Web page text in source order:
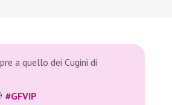
a quello dei Cugini di
#GFVIP